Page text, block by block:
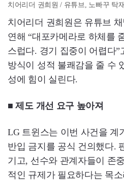
치어리더 권희원 / 유튜브, 노빠꾸 탁
치어리더 권희원은 유튜브
연해 “대포카메라로 하체를
스럽다. 경기 집중이 어렵다
방식이 성적 불쾌감을 줄 수
성에 힘이 실린다.
■ 제도 개선 요구 높아져
LG 트윈스는 이번 사건을 계
반입 금지를 공식 건의했다.
기고, 선수와 관계자들이 존
적인 규제가 필요하다는 목